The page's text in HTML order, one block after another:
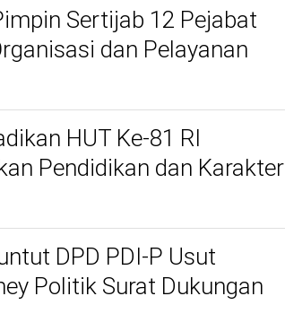
Sertijab 12 Pejabat
dan Pelayanan
HUT Ke-81 RI
Pendidikan dan Karakter
DPD PDI-P Usut
Politik Surat Dukungan